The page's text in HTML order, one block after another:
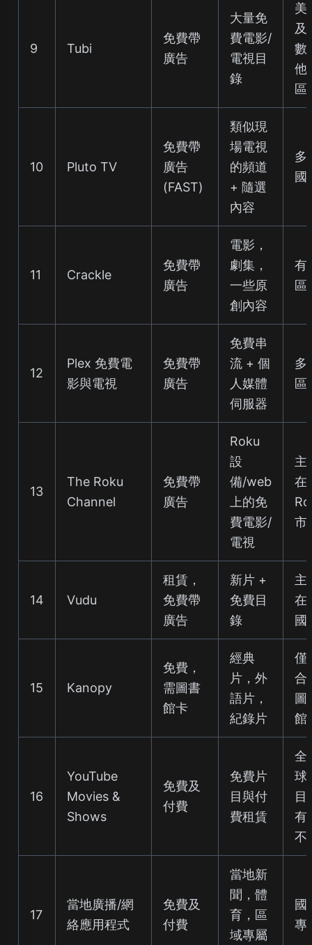
9 Tubi
免費帶
廣告
大量免
費電影/
電視目
錄
美
及
數
他
區
10 Pluto TV
免費帶
廣告
(FAST)
類似現
場電視
的頻道
+ 隨選
內容
多
國
11 Crackle
免費帶
廣告
電影，
劇集，
一些原
創內容
有
區
12
Plex 免費電
影與電視
免費帶
廣告
免費串
流 + 個
人媒體
伺服器
多
區
13
The Roku
Channel
免費帶
廣告
Roku
設
備/web
上的免
費電影/
電視
主
在
市
14 Vudu
租賃，
免費帶
廣告
新片 +
免費目
錄
主
在
國
15 Kanopy
免費，
需圖書
館卡
經典
片，外
語片，
紀錄片
僅
合
圖
館
16
YouTube
Movies &
Shows
免費及
付費
免費片
目與付
費租賃
全
球
目
有
不
17
當地廣播/網
絡應用程式
免費及
付費
當地新
聞，體
育，區
域專屬
國
專